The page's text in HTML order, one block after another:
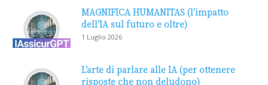
MAGNIFICA HUMANITAS (l’impatto
dell’IA sul futuro e oltre)
1 Luglio 2026
L’arte di parlare alle IA (per ottenere
risposte che non deludono)